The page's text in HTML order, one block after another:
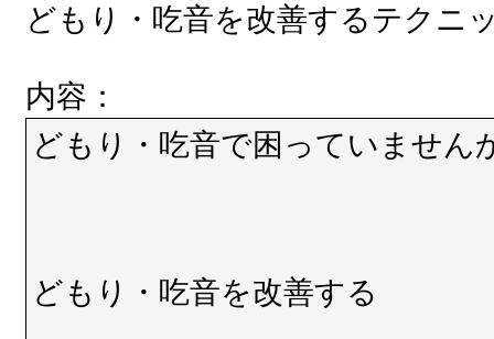
どもり・吃音を改善するテクニ
内容：
どもり・吃音で困っていません
どもり・吃音を改善する